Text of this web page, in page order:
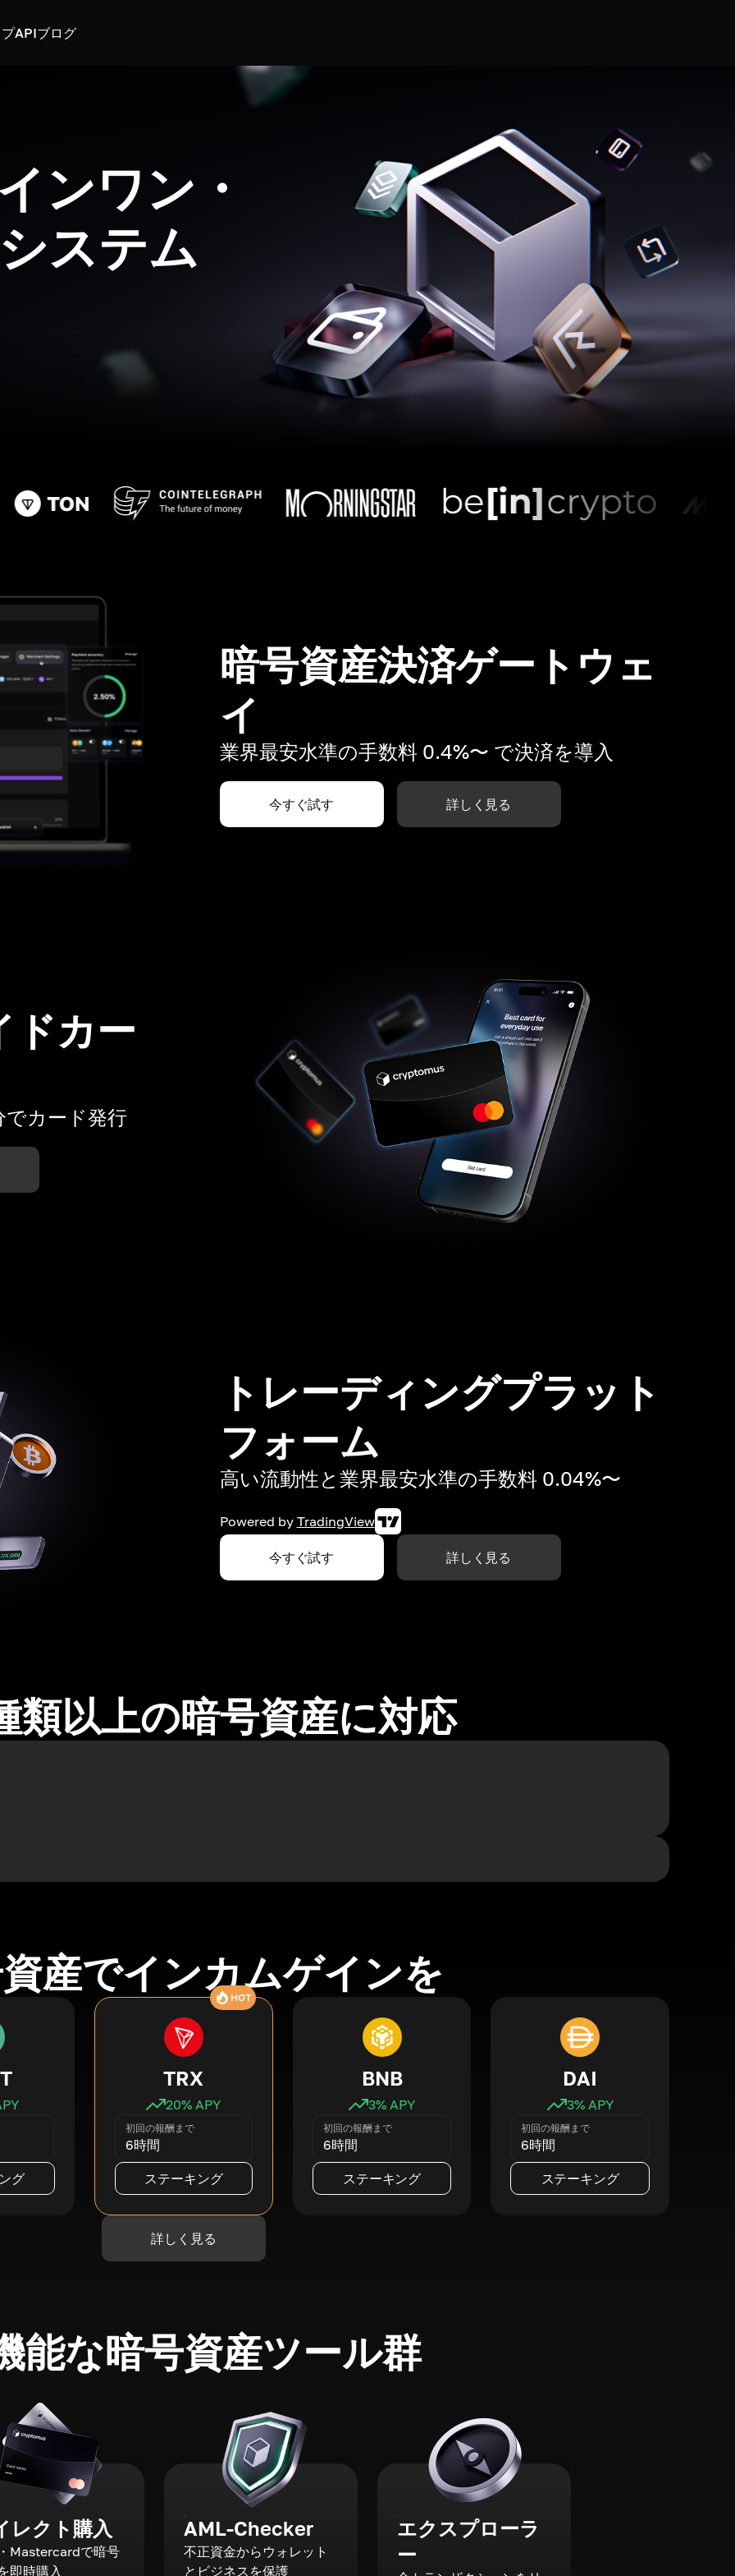
APIブログ
ンワン・
ステム
暗号資産決済ゲートウェ
イ
業界最安水準の手数料 0.4%〜 で決済を導入
今すぐ試す 詳しく見る
ドカー
でカード発行
トレーディングプラット
フォーム
高い流動性と業界最安水準の手数料 0.04%〜
Powered by TradingView
今すぐ試す 詳しく見る
類以上の暗号資産に対応
産でインカムゲインを
グ
HOT
TRX
20% APY
初回の報酬まで
6時間
ステーキング
BNB
3% APY
初回の報酬まで
6時間
ステーキング
DAI
3% APY
初回の報酬まで
6時間
ステーキング
詳しく見る
能な暗号資産ツール群
レクト購入
Mastercardで暗号
即時購入
AML-Checker
不正資金からウォレット
とビジネスを保護
エクスプローラ
ー